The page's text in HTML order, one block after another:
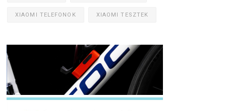
XIAOMI TELEFONOK XIAOMI TESZTEK